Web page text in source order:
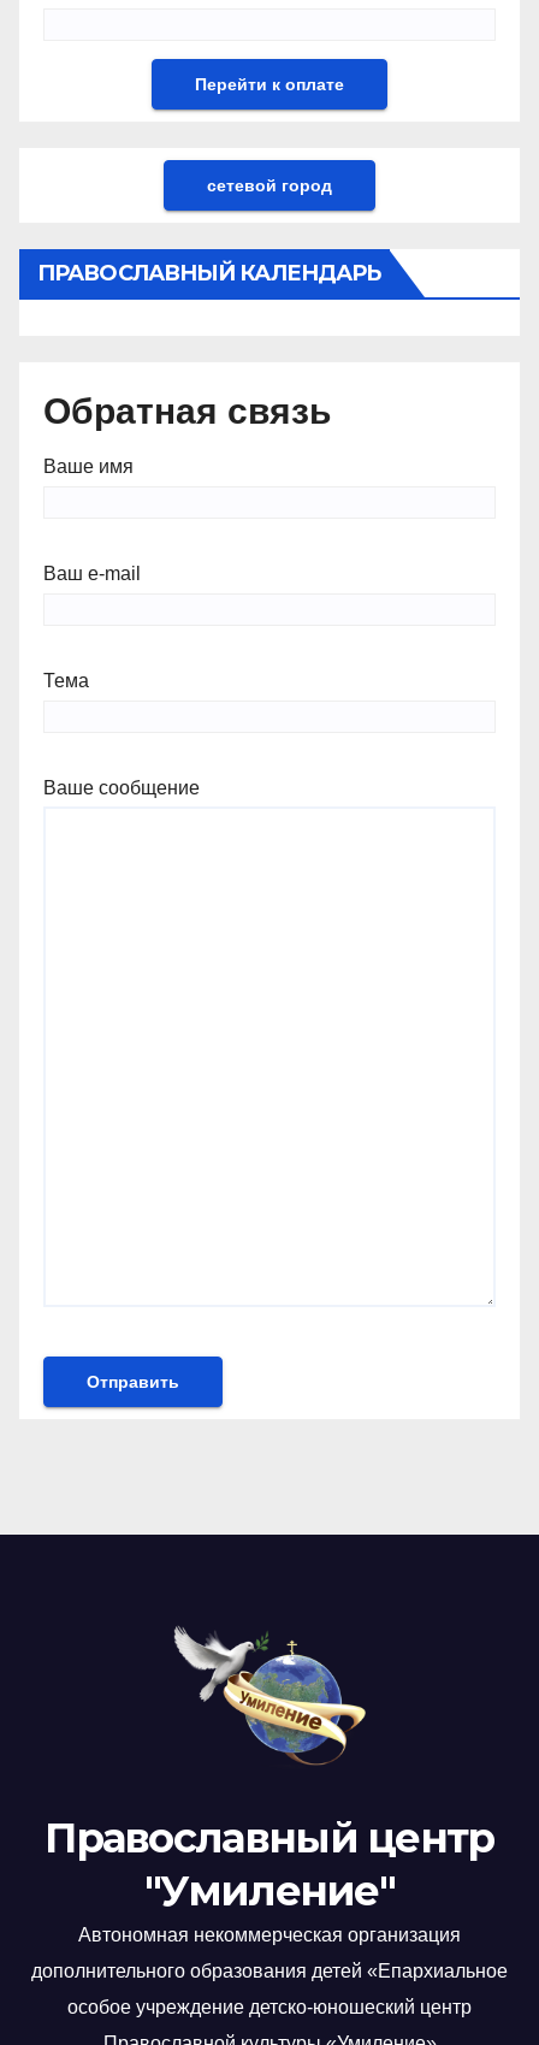
сетевой город
ПРАВОСЛАВНЫЙ КАЛЕНДАРЬ
Обратная связь
Ваше имя
Ваш e-mail
Тема
Ваше сообщение
Православный центр
"Умиление"
Автономная некоммерческая организация
дополнительного образования детей «Епархиальное
особое учреждение детско-юношеский центр